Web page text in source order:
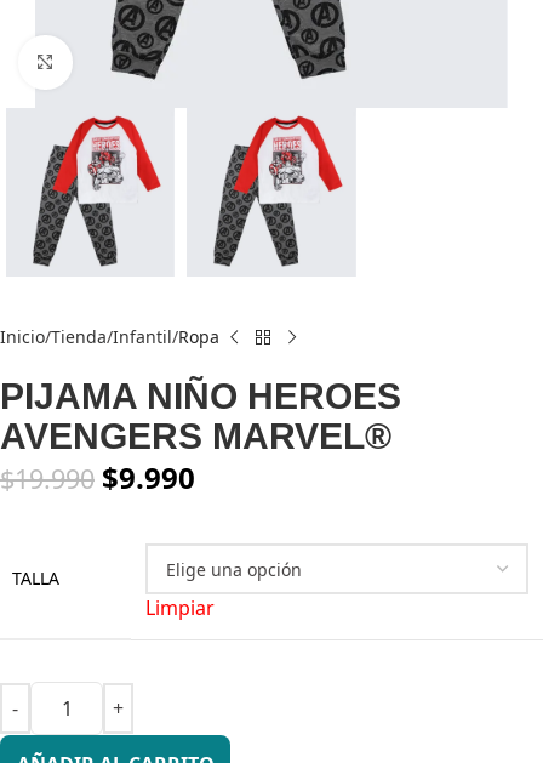
Click to enlarge
Inicio Tienda Infantil Ropa
PIJAMA NIÑO HEROES
AVENGERS MARVEL®
$19.990 $9.990
TALLA
Limpiar